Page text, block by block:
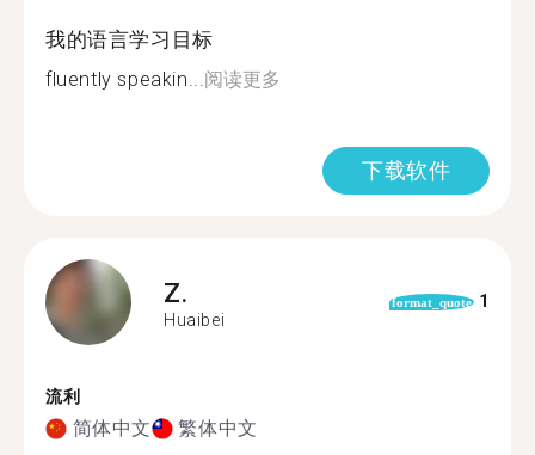
我的语言学习目标
fluently speakin... 阅读更多
下载软件
Z.
Huaibei
format_quote 1
流利
简体中文 繁体中文